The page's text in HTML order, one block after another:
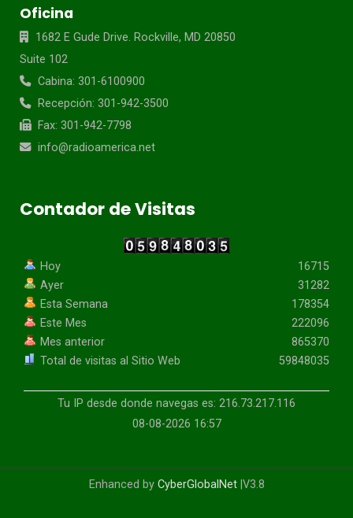
Oficina
1682 E Gude Drive. Rockville, MD 20850
Suite 102
Cabina: 301-6100900
Recepción: 301-942-3500
Fax: 301-942-7798
info@radioamerica.net
Contador de Visitas
Hoy
Ayer
Esta Semana
Este Mes
Mes anterior
Total de visitas al Sitio Web
16715
31282
178354
222096
865370
59848035
Tu IP desde donde navegas es: 216.73.217.116
08-08-2026 16:57
Enhanced by CyberGlobalNet|V3.8